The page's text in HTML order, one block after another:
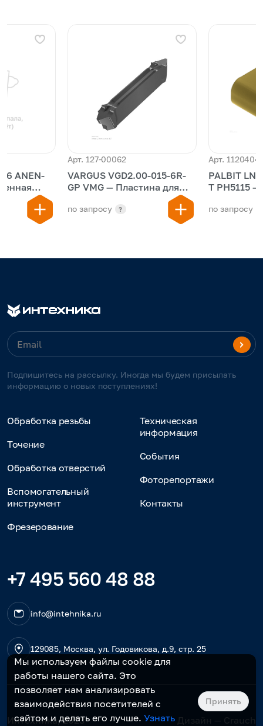
Мы используем файлы cookie для
работы нашего сайта. Это
позволяет нам анализировать
взаимодействия посетителей с
сайтом и делать его лучше. Узнать
Принять
ANEN-
Арт. 127-00062
VARGUS VGD2.00-015-6R-
GP VMG — Пластина для
по запросу ?
Арт.
PALBIT
T PH5115 — Сменная
по запросу
Подпишитесь на рассылку. Иногда мы будем присылать
информацию о новых поступлениях!
Обработка резьбы
Точение
Обработка отверстий
Вспомогательный
инструмент
Фрезерование
Техническая
информация
События
Фоторепортажи
Контакты
+7 495 560 48 88
info@intehnika.ru
129085, Москва, ул. Годовикова, д.9, стр. 25
Интехника, 2023 Дизайн — Crauch